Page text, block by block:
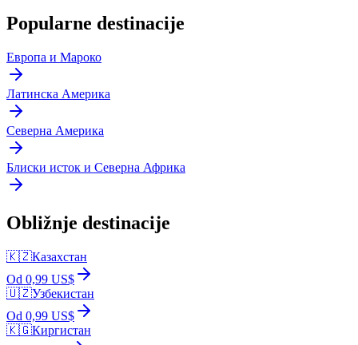
Popularne destinacije
Европа и Мароко
Латинска Америка
Северна Америка
Блиски исток и Северна Африка
Obližnje destinacije
🇰🇿Казахстан
Od 0,99 US$
🇺🇿Узбекистан
Od 0,99 US$
🇰🇬Киргистан